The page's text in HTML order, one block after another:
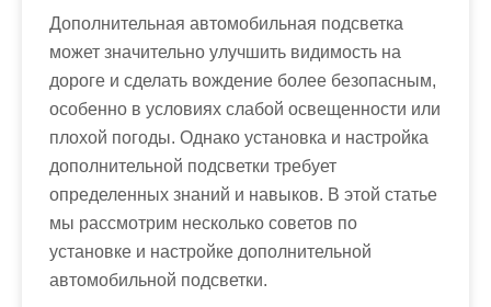
Дополнительная автомобильная подсветка
может значительно улучшить видимость на
дороге и сделать вождение более безопасным,
особенно в условиях слабой освещенности или
плохой погоды. Однако установка и настройка
дополнительной подсветки требует
определенных знаний и навыков. В этой статье
мы рассмотрим несколько советов по
установке и настройке дополнительной
автомобильной подсветки.